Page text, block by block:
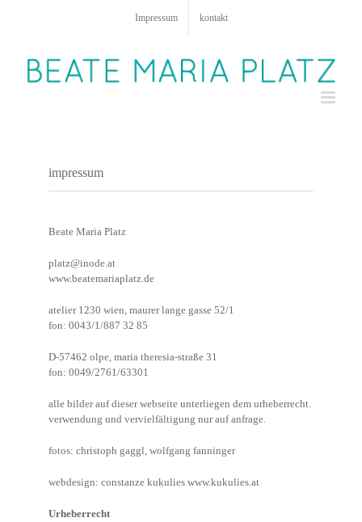
Impressum kontakt
impressum
Beate Maria Platz
platz@inode.at
www.beatemariaplatz.de
atelier 1230 wien, maurer lange gasse 52/1
fon: 0043/1/887 32 85
D-57462 olpe, maria theresia-straße 31
fon: 0049/2761/63301
alle bilder auf dieser webseite unterliegen dem urheberrecht.
verwendung und vervielfältigung nur auf anfrage.
fotos: christoph gaggl, wolfgang fanninger
webdesign: constanze kukulies www.kukulies.at
Urheberrecht